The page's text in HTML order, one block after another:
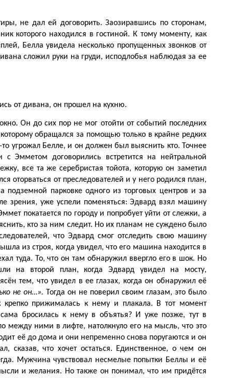
не дал ей договорить. Заозиравшись по сторонам,
которого находился в гостиной. К тому моменту, как
Белла увидела несколько пропущенных звонков от
сложил руки на груди, исподлобья наблюдая за ее
от дивана, он прошел на кухню.
Он до сих пор не мог отойти от событий последних
обращался за помощью только в крайне редких
угрожал Белле, и он должен был выяснить кто. Точнее
Эмметом договорились встретится на нейтральной
все та же серебристая тойота, которую он заметил
оторваться от преследователей и у него родился план,
парковке одного из торговых центров и за
зрения, уже успели поменяться: Эдвард взял машину
покатается по городу и попробует уйти от слежки, а
кто за ним следит. Но их планам не суждено было
что Эдвард смог отследить свою машину
из строя, когда увидел, что его машина находится в
туда. То, что он там обнаружил ввергло его в шок. Но
на второй план, когда Эдвард увидел на мосту,
тем, что увидел в ее глазах, когда он обнаружил её
не он…». Тогда он не поверил своим глазам, это было
прижималась к нему и плакала. В тот момент
бросилась к нему в объятья? И уже позже, тут в
между ними в лифте, натолкнуло его на мысль, что это
её до дома и они непременно снова поругаются и он
сказав, что хочет остаться. Единственное, о чем он
Мужчина чувствовал несмелые попытки Беллы и её
и желания. Но также он понимал, что им придётся